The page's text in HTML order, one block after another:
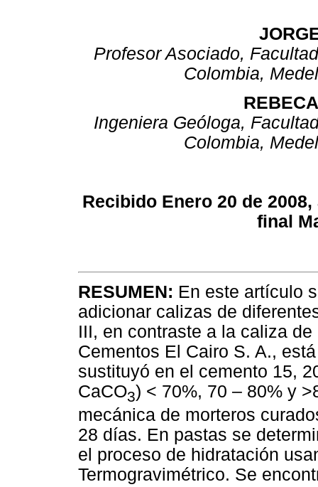
Profesor Asociado,
Colombia,
Ingeniera Geóloga,
Colombia,
Recibido Enero 20 de
final
RESUMEN: En este artículo
adicionar calizas de
III, en contraste a la caliza
Cementos El Cairo S. A.,
sustituyó en el cemento 15,
CaCO3) < 70%, 70 – 80% y
mecánica de morteros
28 días. En pastas se
el proceso de hidratación
Termogravimétrico. Se